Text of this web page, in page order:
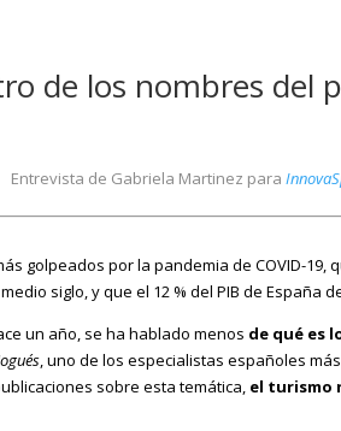
de los nombres del
Entrevista de Gabriela Martinez para
golpeados por la pandemia de COVID-19,
siglo, y que el 12 % del PIB de España
un año, se ha hablado menos de qué es
, uno de los especialistas españoles
sobre esta temática, el turismo